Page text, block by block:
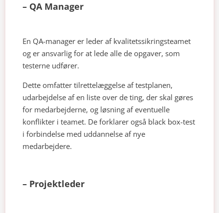
– QA Manager
En QA-manager er leder af kvalitetssikringsteamet
og er ansvarlig for at lede alle de opgaver, som
testerne udfører.
Dette omfatter tilrettelæggelse af testplanen,
udarbejdelse af en liste over de ting, der skal gøres
for medarbejderne, og løsning af eventuelle
konflikter i teamet. De forklarer også black box-test
i forbindelse med uddannelse af nye
medarbejdere.
– Projektleder